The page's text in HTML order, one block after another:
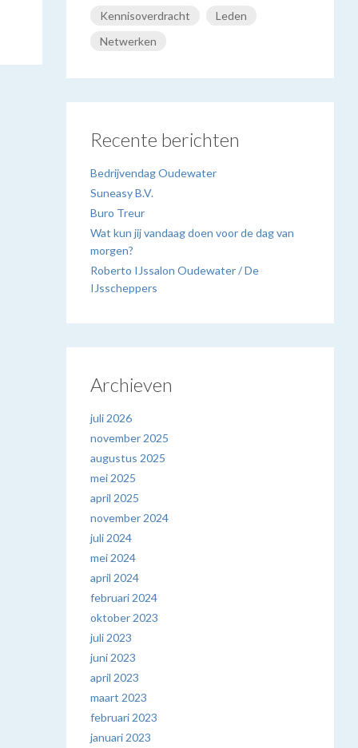
Kennisoverdracht
Leden
Netwerken
Recente berichten
Bedrijvendag Oudewater
Suneasy B.V.
Buro Treur
Wat kun jij vandaag doen voor de dag van
morgen?
Roberto IJssalon Oudewater / De
IJsscheppers
Archieven
juli 2026
november 2025
augustus 2025
mei 2025
april 2025
november 2024
juli 2024
mei 2024
april 2024
februari 2024
oktober 2023
juli 2023
juni 2023
april 2023
maart 2023
februari 2023
januari 2023